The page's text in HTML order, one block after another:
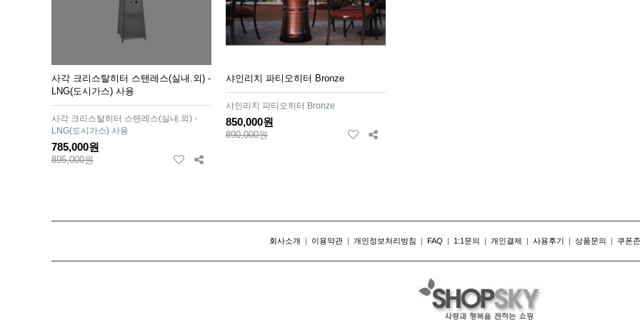
사각 크리스탈히터 스텐레스(실내.외) -
LNG(도시가스) 사용
사각 크리스탈히터 스텐레스(실내.외) -
LNG(도시가스) 사용
785,000원
895,000원
샤인리치 파티오히터 Bronze
샤인리치 파티오히터 Bronze
850,000원
890,000원
회사소개 | 이용약관 | 개인정보처리방침 | FAQ | 1:1문의 | 개인결제 | 사용후기 | 상품문의 | 쿠폰존